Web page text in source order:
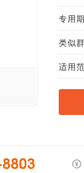
专用
类似
适用